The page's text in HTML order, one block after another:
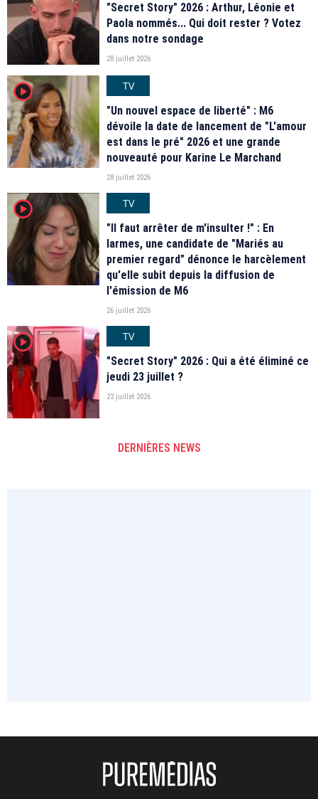
"Secret Story" 2026 : Arthur, Léonie et
Paola nommés... Qui doit rester ? Votez
dans notre sondage
28 juillet 2026
player2
TV
"Un nouvel espace de liberté" : M6
dévoile la date de lancement de "L'amour
est dans le pré" 2026 et une grande
nouveauté pour Karine Le Marchand
28 juillet 2026
player2
TV
"Il faut arrêter de m'insulter !" : En
larmes, une candidate de "Mariés au
premier regard" dénonce le harcèlement
qu'elle subit depuis la diffusion de
l'émission de M6
26 juillet 2026
player2
TV
"Secret Story" 2026 : Qui a été éliminé ce
jeudi 23 juillet ?
23 juillet 2026
DERNIÈRES NEWS